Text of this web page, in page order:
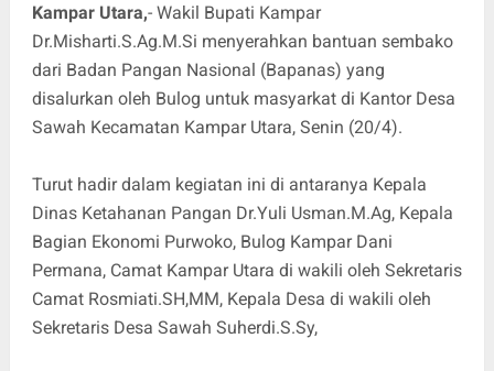
Kampar Utara,- Wakil Bupati Kampar
Dr.Misharti.S.Ag.M.Si menyerahkan bantuan sembako
dari Badan Pangan Nasional (Bapanas) yang
disalurkan oleh Bulog untuk masyarkat di Kantor Desa
Sawah Kecamatan Kampar Utara, Senin (20/4).
Turut hadir dalam kegiatan ini di antaranya Kepala
Dinas Ketahanan Pangan Dr.Yuli Usman.M.Ag, Kepala
Bagian Ekonomi Purwoko, Bulog Kampar Dani
Permana, Camat Kampar Utara di wakili oleh Sekretaris
Camat Rosmiati.SH,MM, Kepala Desa di wakili oleh
Sekretaris Desa Sawah Suherdi.S.Sy,